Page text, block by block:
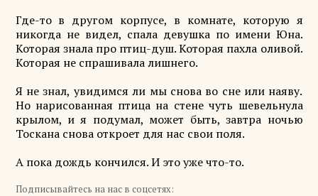
Где-то в другом корпусе, в комнате, которую я
никогда не видел, спала девушка по имени Юна.
Которая знала про птиц-душ. Которая пахла оливой.
Которая не спрашивала лишнего.
Я не знал, увидимся ли мы снова во сне или наяву.
Но нарисованная птица на стене чуть шевельнула
крылом, и я подумал, может быть, завтра ночью
Тоскана снова откроет для нас свои поля.
А пока дождь кончился. И это уже что-то.
Подписывайтесь на нас в соцсетях: